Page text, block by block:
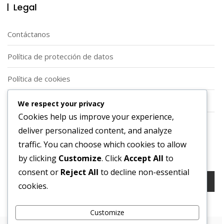
Legal
Contáctanos
Política de protección de datos
Política de cookies
Acerca de
Términos y condiciones
Buscar
Search
for:
We respect your privacy
Cookies help us improve your experience,
deliver personalized content, and analyze
traffic. You can choose which cookies to allow
by clicking Customize. ClickAccept All to
consent or Reject All to decline non-essential
cookies.
Customize